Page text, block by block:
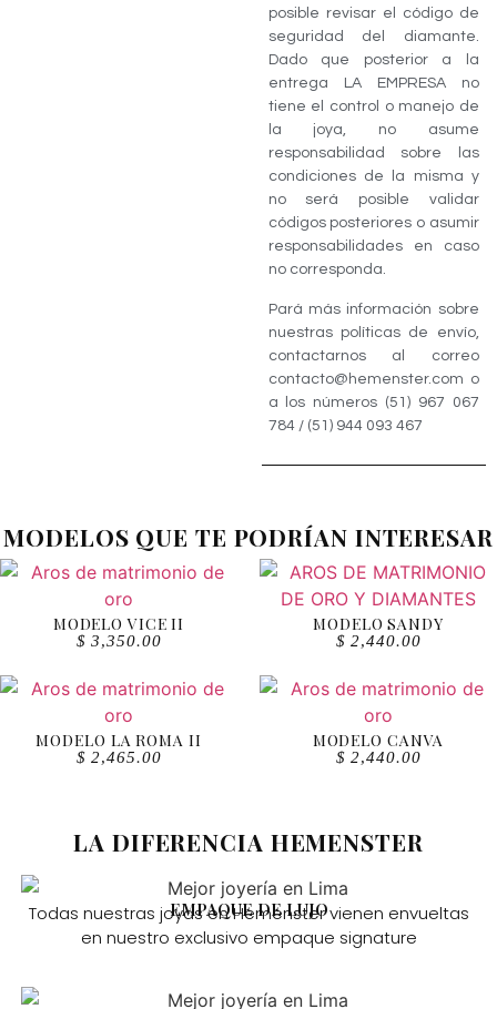
posible revisar el código de
seguridad del diamante.
Dado que posterior a la
entrega LA EMPRESA no
tiene el control o manejo de
la joya, no asume
responsabilidad sobre las
condiciones de la misma y
no será posible validar
códigos posteriores o asumir
responsabilidades en caso
no corresponda.
Pará más información sobre
nuestras políticas de envío,
contactarnos al correo
contacto@hemenster.com o
a los números (51) 967 067
784 / (51) 944 093 467
MODELOS QUE TE PODRÍAN INTERESAR
MODELO VICE II
$ 3,350.00
MODELO SANDY
$ 2,440.00
MODELO LA ROMA II
$ 2,465.00
MODELO CANVA
$ 2,440.00
LA DIFERENCIA HEMENSTER
EMPAQUE DE LUJO
Todas nuestras joyas en Hemenster vienen envueltas
en nuestro exclusivo empaque signature